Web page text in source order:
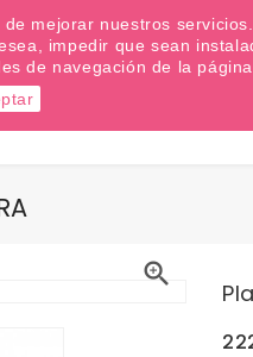

mejorar nuestros
impedir que sean
de navegación de la página